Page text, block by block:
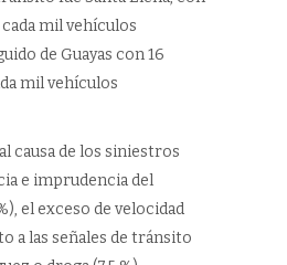
mil vehículos
de Guayas con 16
mil vehículos
causa de los siniestros
e imprudencia del
el exceso de velocidad
a las señales de tránsito